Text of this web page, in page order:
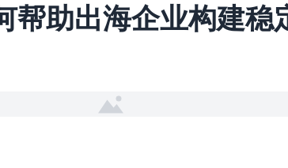
帮助出海企业构建稳